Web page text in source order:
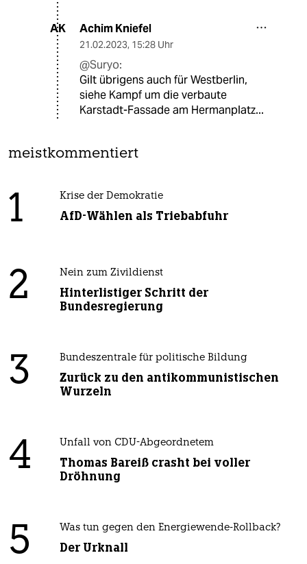
AK Achim Kniefel
21.02.2023, 15:28 Uhr
@Suryo:
Gilt übrigens auch für Westberlin,
siehe Kampf um die verbaute
Karstadt-Fassade am Hermanplatz...
meistkommentiert
1 Krise der Demokratie
AfD-Wählen als Triebabfuhr
2 Nein zum Zivildienst
Hinterlistiger Schritt der
Bundesregierung
3 Bundeszentrale für politische Bildung
Zurück zu den antikommunistischen
Wurzeln
4 Unfall von CDU-Abgeordnetem
Thomas Bareiß crasht bei voller
Dröhnung
5 Was tun gegen den Energiewende-Rollback?
Der Urknall